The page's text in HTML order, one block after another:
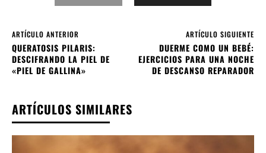
ARTÍCULO ANTERIOR
QUERATOSIS PILARIS:
DESCIFRANDO LA PIEL DE
«PIEL DE GALLINA»
ARTÍCULO SIGUIENTE
DUERME COMO UN BEBÉ:
EJERCICIOS PARA UNA NOCHE
DE DESCANSO REPARADOR
ARTÍCULOS SIMILARES